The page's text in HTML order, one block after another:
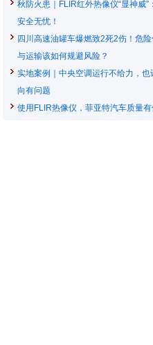
秋防火患｜FLIR红外热像仪“显神威”
安全无忧！
四川高速油罐车爆燃致2死2伤！危
与运输该如何规避风险？
实地案例｜中央空调运行不给力，也
向有问题
使用FLIR热像仪，菲亚特汽车质量